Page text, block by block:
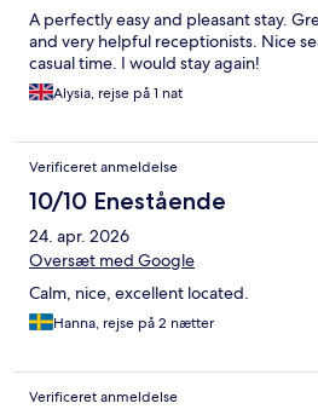
A perfectly easy and pleasant stay.
and very helpful receptionists. Nice
casual time. I would stay again!
Alysia, rejse på 1 nat
Verificeret anmeldelse
10/10 Enestående
24. apr. 2026
Oversæt med Google
Calm, nice, excellent located.
Hanna, rejse på 2 nætter
Verificeret anmeldelse